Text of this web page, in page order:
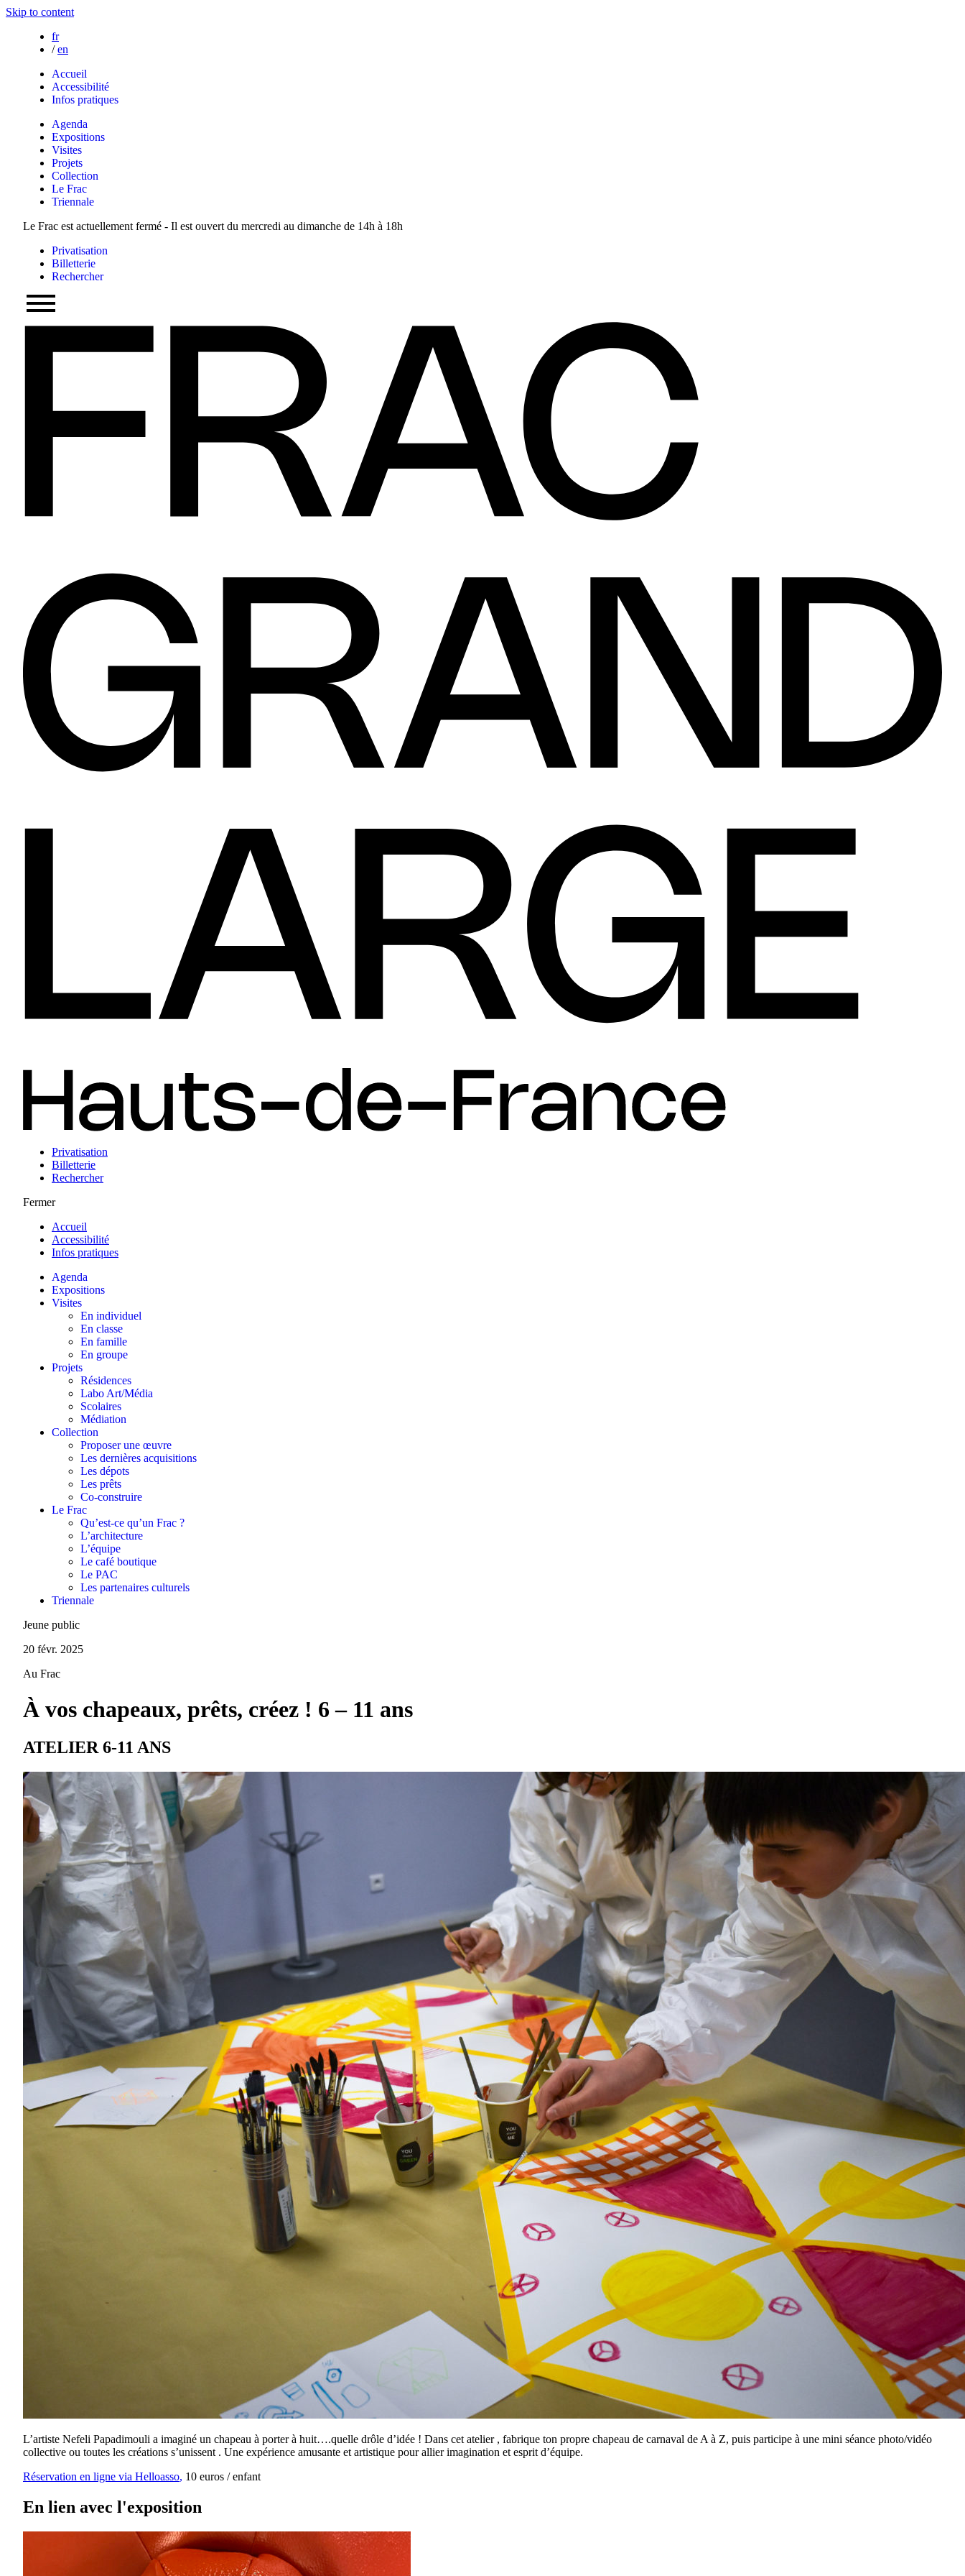
Skip to content
fr
/ en
Accueil
Accessibilité
Infos pratiques
Agenda
Expositions
Visites
Projets
Collection
Le Frac
Triennale
Le Frac est actuellement fermé - Il est ouvert du mercredi au dimanche de 14h à 18h
Privatisation
Billetterie
Rechercher
Privatisation
Billetterie
Rechercher
Fermer
Accueil
Accessibilité
Infos pratiques
Agenda
Expositions
Visites
En individuel
En classe
En famille
En groupe
Projets
Résidences
Labo Art/Média
Scolaires
Médiation
Collection
Proposer une œuvre
Les dernières acquisitions
Les dépots
Les prêts
Co-construire
Le Frac
Qu’est-ce qu’un Frac ?
L’architecture
L’équipe
Le café boutique
Le PAC
Les partenaires culturels
Triennale
Jeune public
20 févr. 2025
Au Frac
À vos chapeaux, prêts, créez ! 6 – 11 ans
ATELIER 6-11 ANS
L’artiste Nefeli Papadimouli a imaginé un chapeau à porter à huit….quelle drôle d’idée ! Dans cet atelier , fabrique ton propre chapeau de carnaval de A à Z, puis participe à une mini séance photo/vidéo
collective ou toutes les créations s’unissent . Une expérience amusante et artistique pour allier imagination et esprit d’équipe.
Réservation en ligne via Helloasso, 10 euros / enfant
En lien avec l'exposition